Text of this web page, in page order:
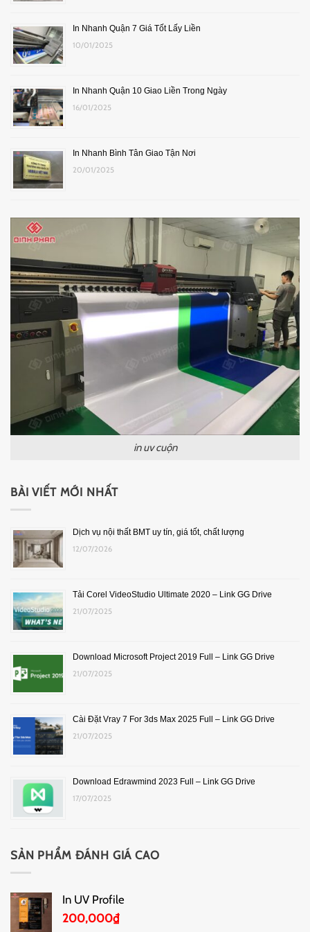
In Nhanh Quận 7 Giá Tốt Lấy Liền
10/01/2025
In Nhanh Quận 10 Giao Liền Trong Ngày
16/01/2025
In Nhanh Bình Tân Giao Tận Nơi
20/01/2025
in uv cuộn
BÀI VIẾT MỚI NHẤT
Dịch vụ nội thất BMT uy tín, giá tốt, chất lượng
12/07/2026
Tải Corel VideoStudio Ultimate 2020 – Link GG Drive
21/07/2025
Download Microsoft Project 2019 Full – Link GG Drive
21/07/2025
Cài Đặt Vray 7 For 3ds Max 2025 Full – Link GG Drive
21/07/2025
Download Edrawmind 2023 Full – Link GG Drive
17/07/2025
SẢN PHẨM ĐÁNH GIÁ CAO
In UV Profile
200,000₫